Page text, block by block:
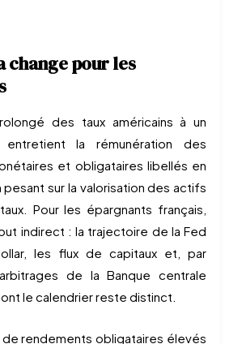
change pour les
des taux américains à un
la rémunération des
et obligataires libellés en
sur la valorisation des actifs
Pour les épargnants français,
indirect : la trajectoire de la Fed
les flux de capitaux et, par
de la Banque centrale
le calendrier reste distinct.
de rendements obligataires élevés